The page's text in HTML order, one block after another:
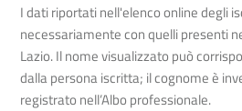
I dati riportati nell'elenco online degli
necessariamente con quelli presenti
Lazio. Il nome visualizzato può
dalla persona iscritta; il cognome è
registrato nell’Albo professionale.